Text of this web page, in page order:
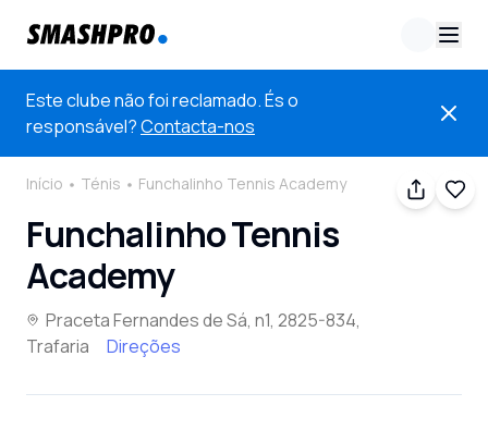
Este clube não foi reclamado. És o
responsável?Contacta-nos
Início Ténis Funchalinho Tennis Academy
Funchalinho Tennis
Academy
Praceta Fernandes de Sá, n1, 2825-834,
Trafaria
Direções